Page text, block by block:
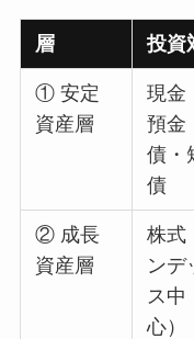
層 投資
① 安定
資産層
現金
預金
債・
債
② 成長
資産層
株式
ンデ
ス中
心）